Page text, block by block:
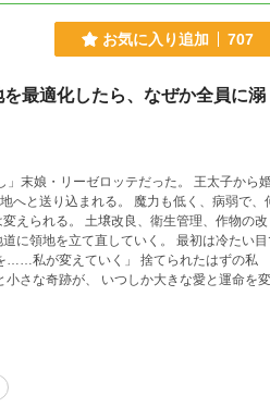
お気に入り追加 707
最適化したら、なぜか全員に溺
末娘・リーゼロッテだった。 王太子から
へと送り込まれる。 魔力も低く、病弱で、
えられる。 土壌改良、衛生管理、作物の改
に領地を立て直していく。 最初は冷たい
……私が変えていく」 捨てられたはずの私
さな奇跡が、 いつしか大きな愛と運命を変